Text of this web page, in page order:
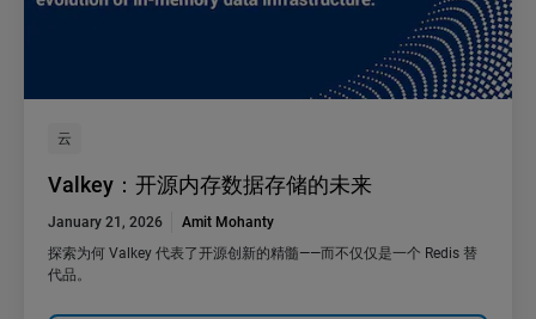
云
Valkey：开源内存数据存储的未来
January 21, 2026
Amit Mohanty
探索为何 Valkey 代表了开源创新的精髓——而不仅仅是一个 Redis 替
代品。